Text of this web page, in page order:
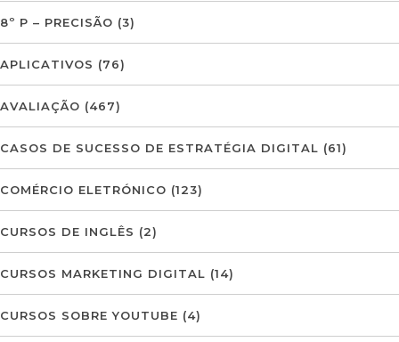
8º P – PRECISÃO (3)
APLICATIVOS (76)
AVALIAÇÃO (467)
CASOS DE SUCESSO DE ESTRATÉGIA DIGITAL (61)
COMÉRCIO ELETRÓNICO (123)
CURSOS DE INGLÊS (2)
CURSOS MARKETING DIGITAL (14)
CURSOS SOBRE YOUTUBE (4)